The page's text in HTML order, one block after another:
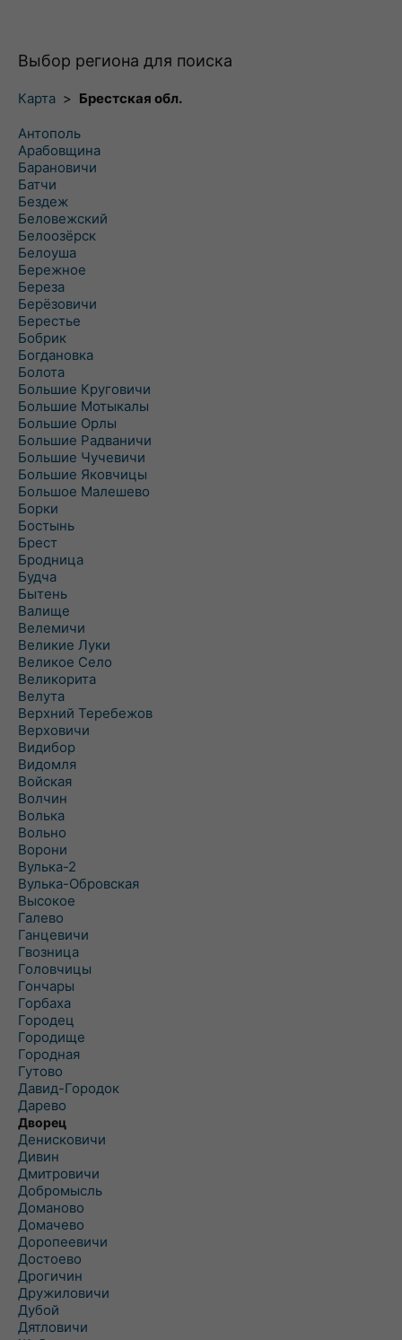
Выбор региона для поиска
Карта > Брестская обл.
Антополь
Арабовщина
Барановичи
Батчи
Бездеж
Беловежский
Белоозёрск
Белоуша
Бережное
Береза
Берёзовичи
Берестье
Бобрик
Богдановка
Болота
Большие Круговичи
Большие Мотыкалы
Большие Орлы
Большие Радваничи
Большие Чучевичи
Большие Яковчицы
Большое Малешево
Борки
Бостынь
Брест
Бродница
Будча
Бытень
Валище
Велемичи
Великие Луки
Великое Село
Великорита
Велута
Верхний Теребежов
Верховичи
Видибор
Видомля
Войская
Волчин
Волька
Вольно
Ворони
Вулька-2
Вулька-Обровская
Высокое
Галево
Ганцевичи
Гвозница
Головчицы
Гончары
Горбаха
Городец
Городище
Городная
Гутово
Давид-Городок
Дарево
Дворец
Денисковичи
Дивин
Дмитровичи
Добромысль
Доманово
Домачево
Доропеевичи
Достоево
Дрогичин
Дружиловичи
Дубой
Дятловичи